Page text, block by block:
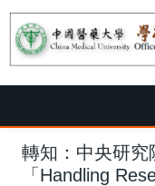
轉知：中央研究
「Handling